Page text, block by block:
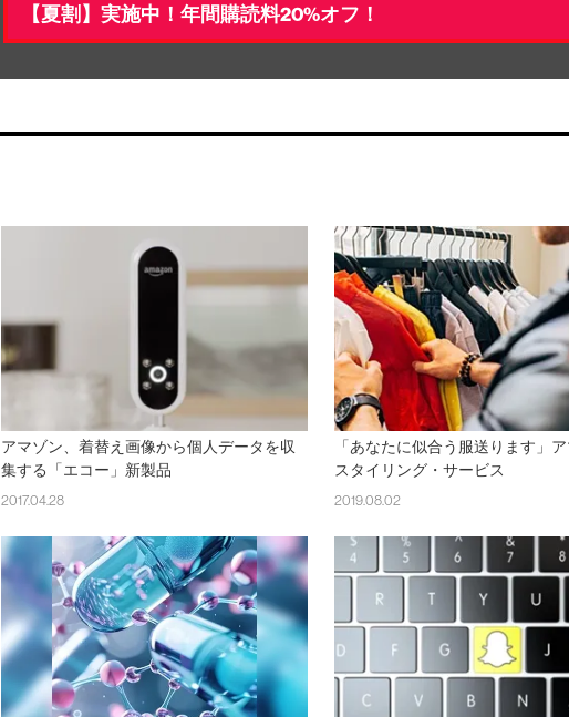
【夏割】実施中！年間購読料20%オフ！
アマゾン、着替え画像から個人データを収
集する「エコー」新製品
2017.04.28
「あなたに似合う服送ります」
スタイリング・サービス
2019.08.02